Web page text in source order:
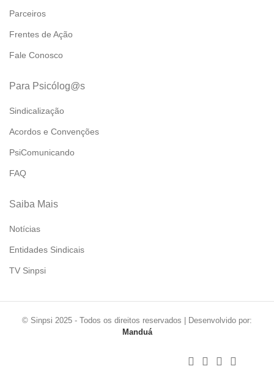
Parceiros
Frentes de Ação
Fale Conosco
Para Psicólog@s
Sindicalização
Acordos e Convenções
PsiComunicando
FAQ
Saiba Mais
Notícias
Entidades Sindicais
TV Sinpsi
© Sinpsi 2025 - Todos os direitos reservados | Desenvolvido por:
Manduá